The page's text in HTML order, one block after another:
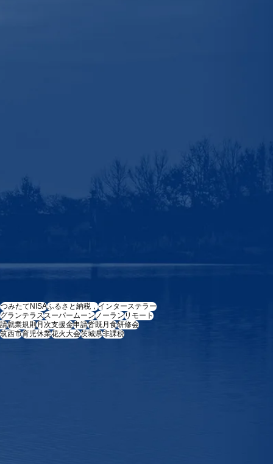
つみたてNISAふるさと納税，インターステラー
グランテラススーパームーンノーランリモート
就業規則月次支援金申請皆既月食研修会
筑西市育児休業花火大会茨城県非課税